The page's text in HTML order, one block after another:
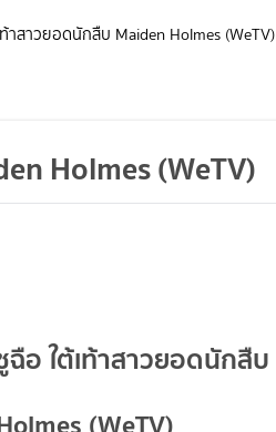
าสาวยอดนักสืบ Maiden Holmes (WeTV)
Holmes (WeTV)
ฉือ ใต้เท้าสาวยอดนักสืบ